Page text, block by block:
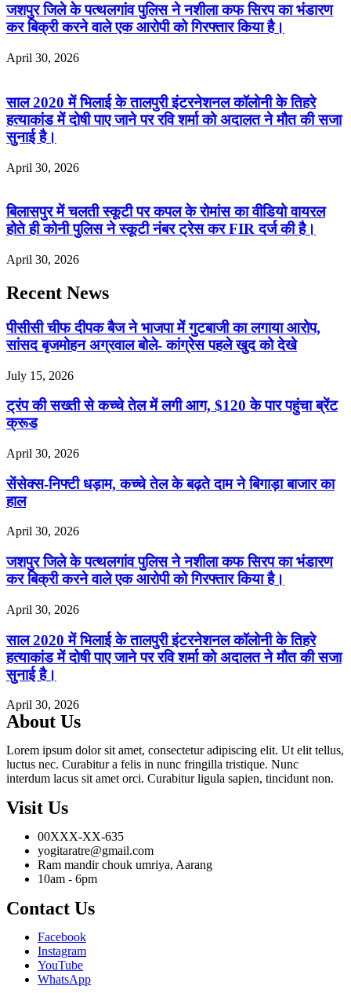
जशपुर जिले के पत्थलगांव पुलिस ने नशीला कफ सिरप का भंडारण
कर बिक्री करने वाले एक आरोपी को गिरफ्तार किया है।
April 30, 2026
साल 2020 में भिलाई के तालपुरी इंटरनेशनल कॉलोनी के तिहरे
हत्याकांड में दोषी पाए जाने पर रवि शर्मा को अदालत ने मौत की सजा
सुनाई है।
April 30, 2026
बिलासपुर में चलती स्कूटी पर कपल के रोमांस का वीडियो वायरल
होते ही कोनी पुलिस ने स्कूटी नंबर ट्रेस कर FIR दर्ज की है।
April 30, 2026
Recent News
पीसीसी चीफ दीपक बैज ने भाजपा में गुटबाजी का लगाया आरोप,
सांसद बृजमोहन अग्रवाल बोले- कांग्रेस पहले खुद को देखे
July 15, 2026
ट्रंप की सख्ती से कच्चे तेल में लगी आग, $120 के पार पहुंचा ब्रेंट
क्रूड
April 30, 2026
सेंसेक्स-निफ्टी धड़ाम, कच्चे तेल के बढ़ते दाम ने बिगाड़ा बाजार का
हाल
April 30, 2026
जशपुर जिले के पत्थलगांव पुलिस ने नशीला कफ सिरप का भंडारण
कर बिक्री करने वाले एक आरोपी को गिरफ्तार किया है।
April 30, 2026
साल 2020 में भिलाई के तालपुरी इंटरनेशनल कॉलोनी के तिहरे
हत्याकांड में दोषी पाए जाने पर रवि शर्मा को अदालत ने मौत की सजा
सुनाई है।
April 30, 2026
About Us
Lorem ipsum dolor sit amet, consectetur adipiscing elit. Ut elit tellus,
luctus nec. Curabitur a felis in nunc fringilla tristique. Nunc
interdum lacus sit amet orci. Curabitur ligula sapien, tincidunt non.
Visit Us
00XXX-XX-635
yogitaratre@gmail.com
Ram mandir chouk umriya, Aarang
10am - 6pm
Contact Us
Facebook
Instagram
YouTube
WhatsApp